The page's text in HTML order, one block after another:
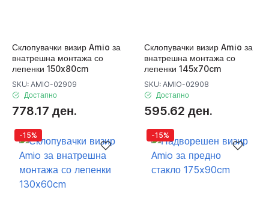
Склопувачки визир Amio за
внатрешна монтажа со
лепенки 150x80cm
SKU: AMIO-02909
Достапно
778.17 ден.
Склопувачки визир Amio за
внатрешна монтажа со
лепенки 145x70cm
SKU: AMIO-02908
Достапно
595.62 ден.
-15% -15%